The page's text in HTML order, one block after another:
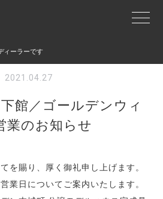
ィーラーです
2021.04.27
館／ゴールデンウィ
業のお知らせ
を賜り、厚く御礼申し上げます。
業日についてご案内いたします。